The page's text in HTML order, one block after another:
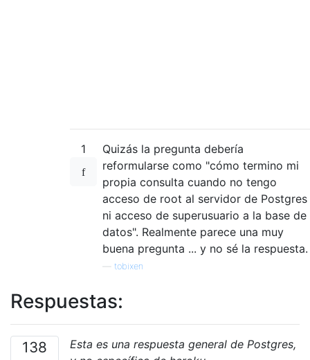
1
Quizás la pregunta debería
reformularse como "cómo termino mi
propia consulta cuando no tengo
acceso de root al servidor de Postgres
ni acceso de superusuario a la base de
datos". Realmente parece una muy
buena pregunta ... y no sé la respuesta.
tobixen
Respuestas:
138
Esta es una respuesta general de Postgres,